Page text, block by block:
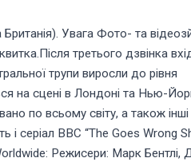
Британія). Увага Фото- та
третього дзвінка
трупи виросли до рівня
на сцені в Лондоні та Нью-
по всьому світу, а також інші
серіал BBC “The Goes Wrong
Режисери: Марк Бентлі,